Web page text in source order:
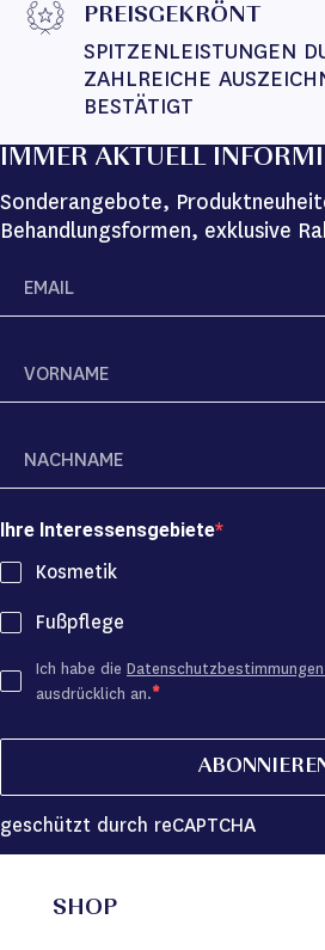
PREISGEKRÖNT
SPITZENLEISTUNGEN
ZAHLREICHE
BESTÄTIGT
IMMER AKTUELL
Sonderangebote,
Behandlungsformen, exklusive
Ihre Interessensgebiete
Kosmetik
Fußpflege
Ich habe die Datenschutzbestimmungen
ausdrücklich an.
geschützt durch reCAPTCHA
SHOP